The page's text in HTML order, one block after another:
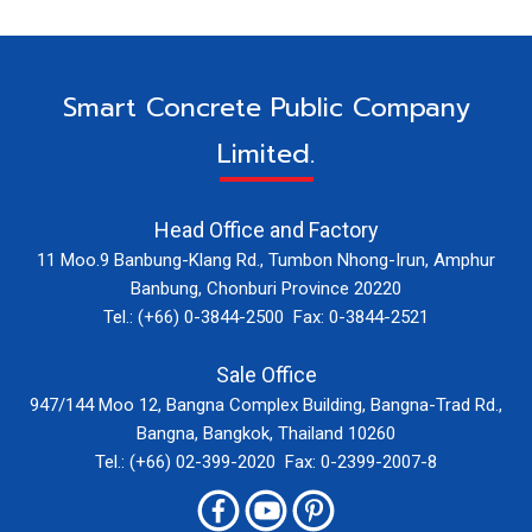
Smart Concrete Public Company
Limited.
Head Office and Factory
11 Moo.9 Banbung-Klang Rd., Tumbon Nhong-Irun, Amphur
Banbung, Chonburi Province 20220
Tel.: (+66) 0-3844-2500 Fax: 0-3844-2521
Sale Office
947/144 Moo 12, Bangna Complex Building, Bangna-Trad Rd.,
Bangna, Bangkok, Thailand 10260
Tel.: (+66) 02-399-2020 Fax: 0-2399-2007-8